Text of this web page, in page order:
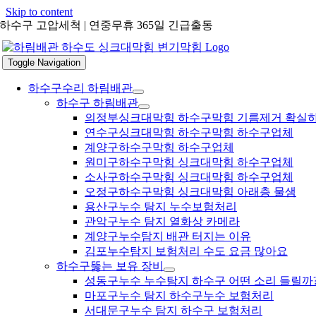
Skip to content
하수구 고압세척 | 연중무휴 365일 긴급출동
Toggle Navigation
하수구수리 하림배관
하수구 하림배관
의정부싱크대막힘 하수구막힘 기름제거 확실
연수구싱크대막힘 하수구막힘 하수구업체
계양구하수구막힘 하수구업체
원미구하수구막힘 싱크대막힘 하수구업체
소사구하수구막힘 싱크대막힘 하수구업체
오정구하수구막힘 싱크대막힘 아래층 물샘
용산구누수 탐지 누수보험처리
관악구누수 탐지 열화상 카메라
계양구누수탐지 배관 터지는 이유
김포누수탐지 보험처리 수도 요금 많아요
하수구뚫는 보유 장비
성동구누수 누수탐지 하수구 어떤 소리 들릴까
마포구누수 탐지 하수구누수 보험처리
서대문구누수 탐지 하수구 보험처리